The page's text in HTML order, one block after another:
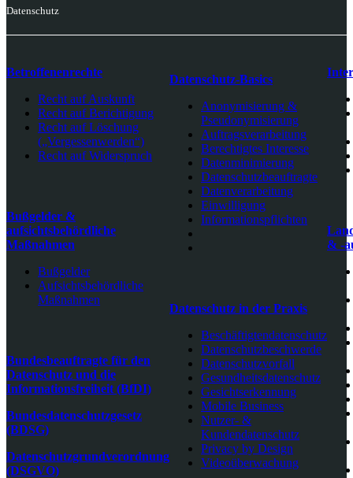
Datenschutz
Betroffenenrechte
Recht auf Auskunft
Recht auf Berichtigung
Recht auf Löschung
(„Vergessenwerden“)
Recht auf Widerspruch
Bußgelder &
aufsichtsbehördliche
Maßnahmen
Bußgelder
Aufsichtsbehördliche
Maßnahmen
Bundesbeauftragte für den
Datenschutz und die
Informationsfreiheit (BfDI)
Bundesdatenschutzgesetz
(BDSG)
Datenschutzgrundverordnung
(DSGVO)
Datenschutz-Basics
Anonymisierung &
Pseudonymisierung
Auftragsverarbeitung
Berechtigtes Interesse
Datenminimierung
Datenschutzbeauftragte
Datenverarbeitung
Einwilligung
Informationspflichten
Datenschutz in der Praxis
Beschäftigtendatenschutz
Datenschutzbeschwerde
Datenschutzvorfall
Gesundheitsdatenschutz
Gesichtserkennung
Mobile Business
Nutzer- &
Kundendatenschutz
Privacy by Design
Videoüberwachung
& -